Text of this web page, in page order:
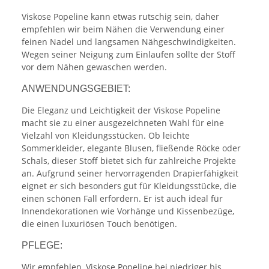
Viskose Popeline kann etwas rutschig sein, daher
empfehlen wir beim Nähen die Verwendung einer
feinen Nadel und langsamen Nähgeschwindigkeiten.
Wegen seiner Neigung zum Einlaufen sollte der Stoff
vor dem Nähen gewaschen werden.
ANWENDUNGSGEBIET:
Die Eleganz und Leichtigkeit der Viskose Popeline
macht sie zu einer ausgezeichneten Wahl für eine
Vielzahl von Kleidungsstücken. Ob leichte
Sommerkleider, elegante Blusen, fließende Röcke oder
Schals, dieser Stoff bietet sich für zahlreiche Projekte
an. Aufgrund seiner hervorragenden Drapierfähigkeit
eignet er sich besonders gut für Kleidungsstücke, die
einen schönen Fall erfordern. Er ist auch ideal für
Innendekorationen wie Vorhänge und Kissenbezüge,
die einen luxuriösen Touch benötigen.
PFLEGE: